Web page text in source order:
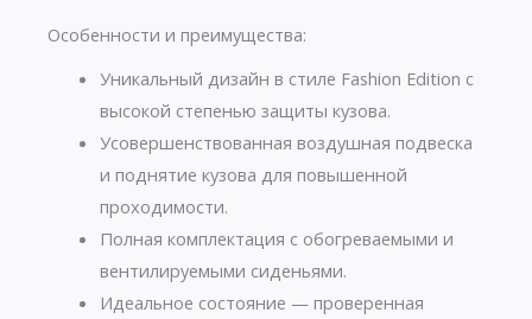
Особенности и преимущества:
Уникальный дизайн в стиле Fashion Edition с
высокой степенью защиты кузова.
Усовершенствованная воздушная подвеска
и поднятие кузова для повышенной
проходимости.
Полная комплектация с обогреваемыми и
вентилируемыми сиденьями.
Идеальное состояние — проверенная